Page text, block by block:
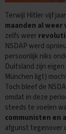
e
E
x
a
m
e
n
t
i
p
s
O
Terwijl Hitler vijf
maanden al weer
zelfs weer
NSDAP werd
persoonlijk niks
Duitsland zijn
München ligt)
Toch bleef de
omdat in deze
steeds te voelen
communisten en
afgunst tegenover